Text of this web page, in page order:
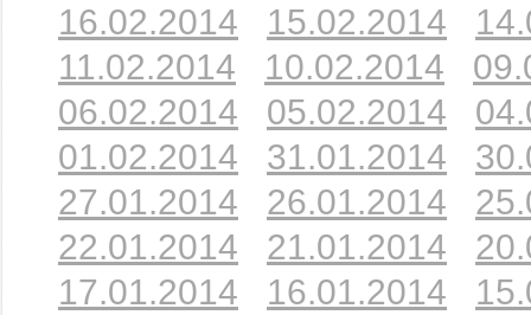
16.02.2014
15.02.2014
11.02.2014
10.02.2014
06.02.2014
05.02.2014
01.02.2014
31.01.2014
27.01.2014
26.01.2014
22.01.2014
21.01.2014
17.01.2014
16.01.2014